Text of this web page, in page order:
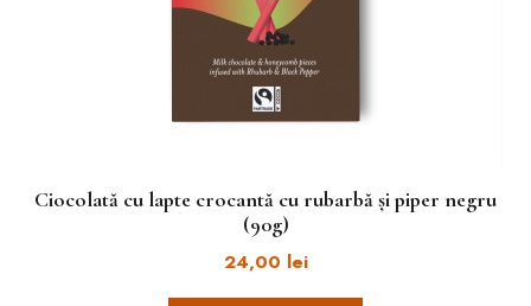
Ciocolată cu lapte crocantă cu rubarbă și piper negru
(90g)
24,00 lei